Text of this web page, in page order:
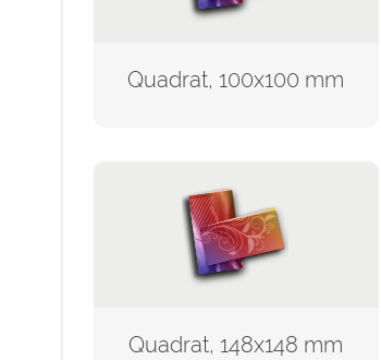
Quadrat, 100x100 mm
Quadrat, 148x148 mm